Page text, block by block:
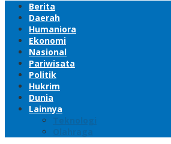
Berita
Daerah
Humaniora
Ekonomi
Nasional
Pariwisata
Politik
Hukrim
Dunia
Lainnya
Teknologi
Olahraga